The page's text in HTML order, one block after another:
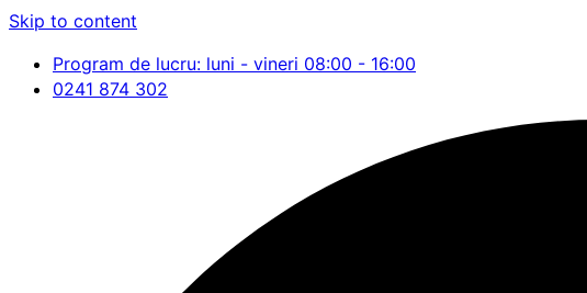
Skip to content
Program de lucru: luni - vineri 08:00 - 16:00
0241 874 302